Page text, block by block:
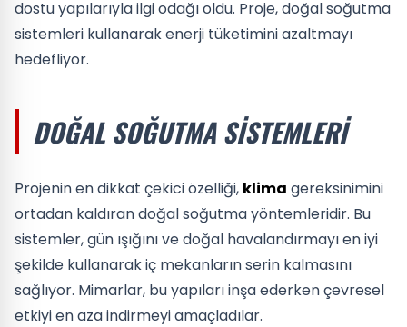
dostu yapılarıyla ilgi odağı oldu. Proje, doğal soğutma
sistemleri kullanarak enerji tüketimini azaltmayı
hedefliyor.
DOĞAL SOĞUTMA SISTEMLERI
Projenin en dikkat çekici özelliği, klima gereksinimini
ortadan kaldıran doğal soğutma yöntemleridir. Bu
sistemler, gün ışığını ve doğal havalandırmayı en iyi
şekilde kullanarak iç mekanların serin kalmasını
sağlıyor. Mimarlar, bu yapıları inşa ederken çevresel
etkiyi en aza indirmeyi amaçladılar.